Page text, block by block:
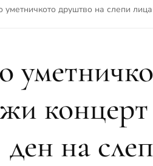
уметничкото друштво на слепи
ден на